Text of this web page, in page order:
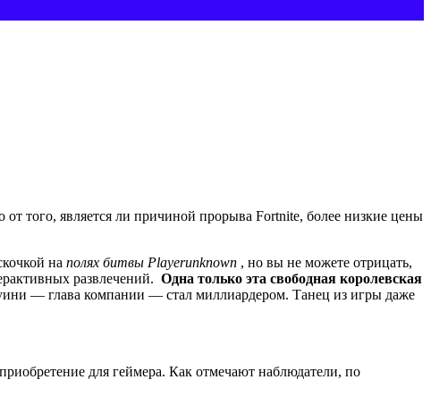
от того, является ли причиной прорыва Fortnite, более низкие цены
на полях битвы Playerunknown , но вы не можете отрицать,
развлечений. Одна только эта свободная королевская
— глава компании — стал миллиардером. Танец из игры даже
для геймера. Как отмечают наблюдатели, по